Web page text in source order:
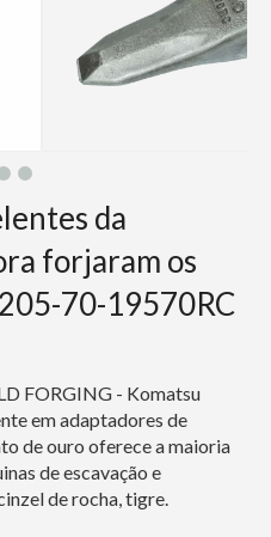
da
forjaram os
70-19570RC
FORGING - Komatsu
em adaptadores de
de ouro oferece a maioria
de escavação e
de rocha, tigre.